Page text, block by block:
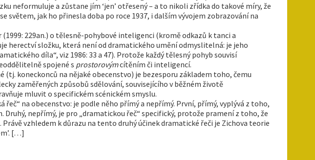
neformuluje a zůstane jím ‘jen’ otřesený – a to nikoli zřídka do takové míry, že
jak ho přinesla doba po roce 1937, i dalším vývojem zobrazování na
229an.) o tělesně-pohybové inteligenci (kromě odkazů k tanci a
herectví složku, která není od dramatického umění odmyslitelná: je jeho
díla“, viz 1986: 33 a 47). Protože každý tělesný pohyb souvisí
spojené s prostorovýmcítěním či inteligencí.
koneckonců na nějaké obecenstvo) je bezesporu základem toho, čemu
zaměřených způsobů sdělování, souvisejícího v běžném životě
mluvit o specifickém scénickém smyslu.
na obecenstvo: je podle něho přímý a nepřímý. První, přímý, vyplývá z toho,
nepřímý, je pro „dramatickou řeč“ specifický, protože pramení z toho, že
vzhledem k důrazu na tento druhý účinek dramatické řeči je Zichova teorie
[…]